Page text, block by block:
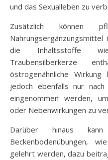
und das Sexualleben zu
Zusätzlich können
die Inhaltsstoffe
Traubensilberkerze
östrogenähnliche
jedoch ebenfalls nur
eingenommen werden,
oder Nebenwirkungen zu
Darüber hinaus
Beckenbodenübungen,
gelehrt werden, dazu